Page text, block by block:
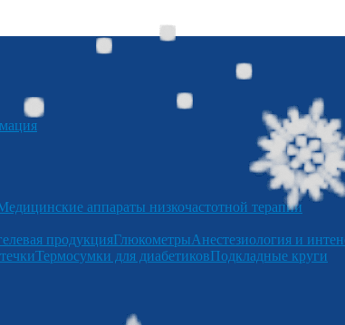
аппараты низкочастотной терапии
продукцияГлюкометрыАнестезиология и
Термосумки для диабетиковПодкладные круги